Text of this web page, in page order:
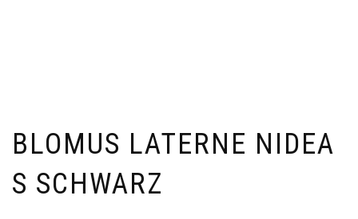
BLOMUS LATERNE NIDEA
S SCHWARZ